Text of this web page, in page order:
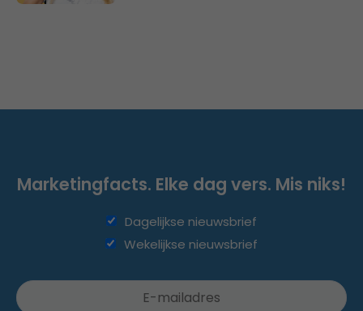
Marketingfacts. Elke dag vers. Mis niks!
Dagelijkse nieuwsbrief
Wekelijkse nieuwsbrief